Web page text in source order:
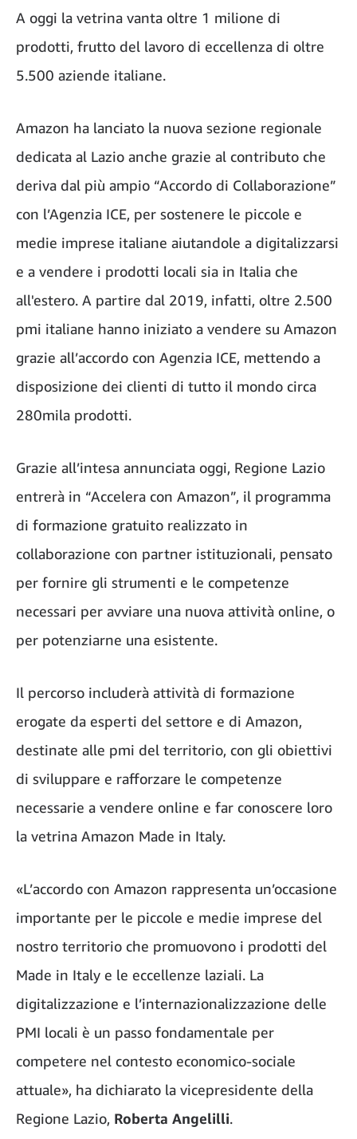
A oggi la vetrina vanta oltre 1 milione di
prodotti, frutto del lavoro di eccellenza di oltre
5.500 aziende italiane.
Amazon ha lanciato la nuova sezione regionale
dedicata al Lazio anche grazie al contributo che
deriva dal più ampio “Accordo di Collaborazione”
con l’Agenzia ICE, per sostenere le piccole e
medie imprese italiane aiutandole a digitalizzarsi
e a vendere i prodotti locali sia in Italia che
all'estero. A partire dal 2019, infatti, oltre 2.500
pmi italiane hanno iniziato a vendere su Amazon
grazie all’accordo con Agenzia ICE, mettendo a
disposizione dei clienti di tutto il mondo circa
280mila prodotti.
Grazie all’intesa annunciata oggi, Regione Lazio
entrerà in “Accelera con Amazon”, il programma
di formazione gratuito realizzato in
collaborazione con partner istituzionali, pensato
per fornire gli strumenti e le competenze
necessari per avviare una nuova attività online, o
per potenziarne una esistente.
Il percorso includerà attività di formazione
erogate da esperti del settore e di Amazon,
destinate alle pmi del territorio, con gli obiettivi
di sviluppare e rafforzare le competenze
necessarie a vendere online e far conoscere loro
la vetrina Amazon Made in Italy.
«L’accordo con Amazon rappresenta un’occasione
importante per le piccole e medie imprese del
nostro territorio che promuovono i prodotti del
Made in Italy e le eccellenze laziali. La
digitalizzazione e l’internazionalizzazione delle
PMI locali è un passo fondamentale per
competere nel contesto economico-sociale
attuale», ha dichiarato la vicepresidente della
Regione Lazio, Roberta Angelilli.